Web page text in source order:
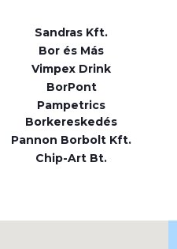
Sandras Kft.
Bor és Más
Vimpex Drink
BorPont
Pampetrics
Borkereskedés
Pannon Borbolt Kft.
Chip-Art Bt.